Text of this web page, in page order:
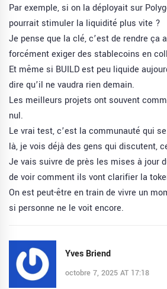
Par exemple, si on la déployait sur
pourrait stimuler la liquidité plus vite ?
Je pense que la clé, c’est de rendre ça
forcément exiger des stablecoins en
Et même si BUILD est peu liquide
dire qu’il ne vaudra rien demain.
Les meilleurs projets ont souvent
nul.
Le vrai test, c’est la communauté qui
là, je vois déjà des gens qui discutent,
Je vais suivre de près les mises à jour
de voir comment ils vont clarifier la
On est peut-être en train de vivre un
si personne ne le voit encore.
Yves Briend
octobre 7, 2025 AT 17:18